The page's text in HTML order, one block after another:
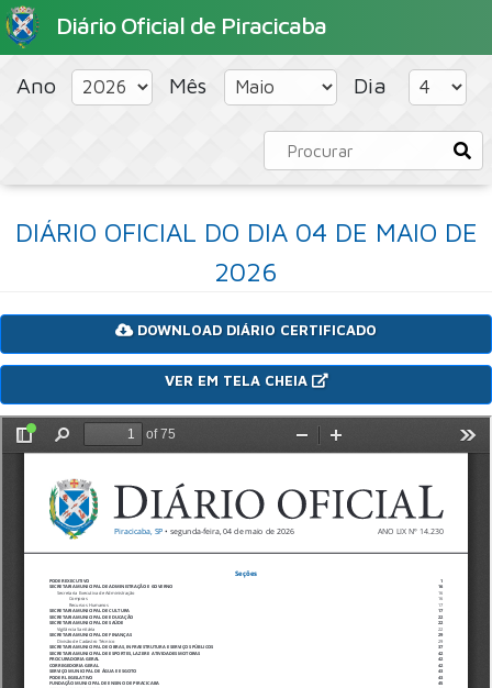
Diário Oficial de Piracicaba
HOME PORTAL CONCURSOS PÚBLICOS
Ano Mês Dia
DIÁRIO OFICIAL DO DIA 04 DE MAIO DE
2026
DOWNLOAD DIÁRIO CERTIFICADO
VER EM TELA CHEIA